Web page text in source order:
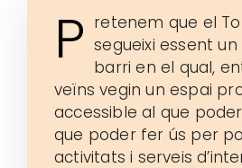
P retenem que el
segueixi essent
barri en el qual,
veïns vegin un espai
accessible al que
que poder fer ús per
activitats i serveis